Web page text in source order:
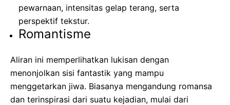
pewarnaan, intensitas gelap terang, serta
perspektif tekstur.
Romantisme
Aliran ini memperlihatkan lukisan dengan
menonjolkan sisi fantastik yang mampu
menggetarkan jiwa. Biasanya mengandung romansa
dan terinspirasi dari suatu kejadian, mulai dari